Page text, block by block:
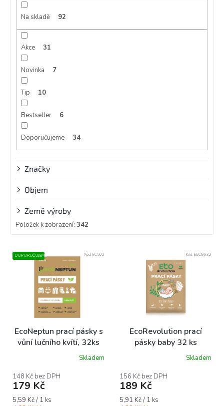
Na skladě 92
Akce 31
Novinka 7
Tip 10
Bestseller 6
Doporučujeme 34
Značky
Objem
Země výroby
Položek k zobrazení: 342
V
ý
ů
DOPORUČUJEME
EcoNeptun prací pásky s
vůní lučního kvítí, 32ks
produktu
je
z
Skladem
148 Kč bez DPH
179 Kč
Měrná
5,59 Kč / 1 ks
Kód: EC502
EcoRevolution prací
pásky baby 32 ks
produktu
je
z
Skladem
156 Kč bez DPH
189 Kč
Měrná
5,91 Kč / 1 ks
Kód: ECO9932